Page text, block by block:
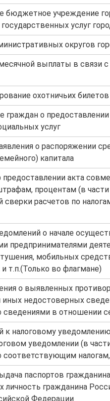
бюджетное учреждение
услуг
округов
выплаты в связи
охотничьих билетов
граждан о
услуг
о распоряжении
капитала
акта
процентам (в
сверки расчетов по
о начале
предпринимателями
мобильных
т.п.(Только во флагмане)
о выявленных
иных недостоверных
сведениями в отношении
к налоговому
уведомлении (в
паспортов
личность гражданина
Федерации